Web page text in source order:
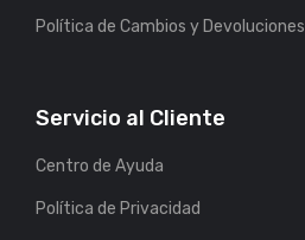
Política de Cambios y Devoluciones
Servicio al Cliente
Centro de Ayuda
Política de Privacidad